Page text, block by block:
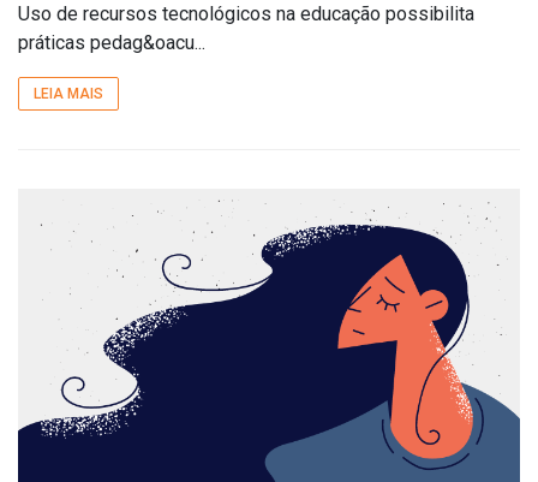
Uso de recursos tecnológicos na educação possibilita
práticas pedag&oacu...
LEIA MAIS